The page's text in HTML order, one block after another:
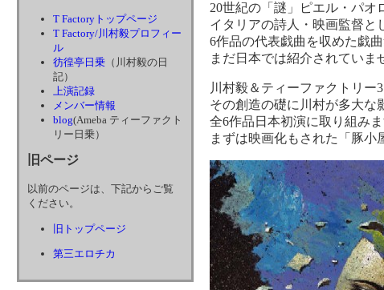
20世紀の「謎」ピエル・パオ
イタリアの詩人・映画監督と
6作品の代表戯曲を収めた戯
まだ日本では紹介されていま
川村毅＆ティーファクトリー
その創造の礎に川村が多大な
全6作品日本初演に取り組みま
まずは映画化もされた「豚小
T Factoryトップページ
T Factory/川村毅プロフィー
ル
彷徨亭日乗（川村毅の日
記）
上演記録
メンバー情報
blog(Ameba ティーファクト
リー日乗）
旧ページ
以前のページは、下記からご覧
ください。
旧トップページ
第三エロチカ